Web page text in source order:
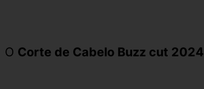
O Corte de Cabelo Buzz cut 2024